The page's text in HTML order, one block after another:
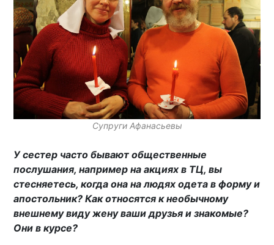
Супруги Афанасьевы
У сестер часто бывают общественные
послушания, например на акциях в ТЦ, вы
стесняетесь, когда она на людях одета в форму и
апостольник? Как относятся к необычному
внешнему виду жену ваши друзья и знакомые?
Они в курсе?